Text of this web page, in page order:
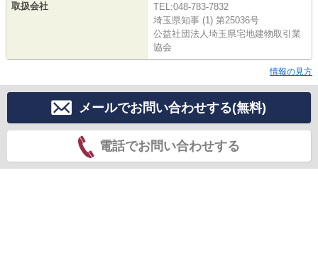
取扱会社
TEL:048-783-7832
埼玉県知事 (1) 第25036号
公益社団法人埼玉県宅地建物取引業
協会
情報の見方
メールでお問い合わせする(無料)
電話でお問い合わせする